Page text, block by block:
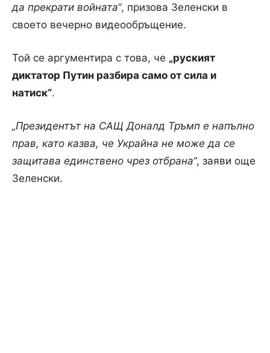
да прекрати войната“, призова Зеленски в
своето вечерно видеообръщение.
Той се аргументира с това, че „руският
диктатор Путин разбира само от сила и
натиск“.
„Президентът на САЩ Доналд Тръмп е напълно
прав, като казва, че Украйна не може да се
защитава единствено чрез отбрана“, заяви още
Зеленски.